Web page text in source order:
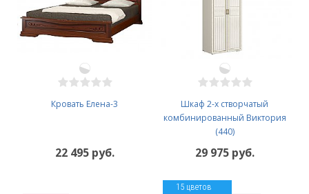
Кровать Елена-3
22 495 руб.
Шкаф 2-х створчатый
комбинированный Виктория
(440)
29 975 руб.
15 цветов